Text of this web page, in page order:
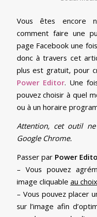
Vous êtes encore
comment faire une
page Facebook une
donc à travers cet
plus est gratuit, pour
Power Editor. Une
pouvez choisir à quel
ou à un horaire
Attention, cet outil ne
Google Chrome.
Passer par Power
– Vous pouvez
image cliquable au choix
– Vous pouvez placer
sur l’image afin